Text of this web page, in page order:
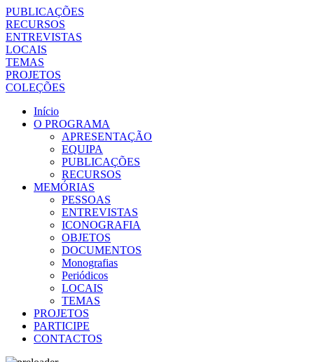
PUBLICAÇÕES
RECURSOS
ENTREVISTAS
LOCAIS
TEMAS
PROJETOS
COLEÇÕES
Início
O PROGRAMA
APRESENTAÇÃO
EQUIPA
PUBLICAÇÕES
RECURSOS
MEMÓRIAS
PESSOAS
ENTREVISTAS
ICONOGRAFIA
OBJETOS
DOCUMENTOS
Monografias
Periódicos
LOCAIS
TEMAS
PROJETOS
PARTICIPE
CONTACTOS